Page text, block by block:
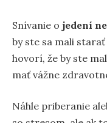
Snívanie o jedení
by ste sa mali
hovorí, že by ste
mať vážne
Náhle priberanie